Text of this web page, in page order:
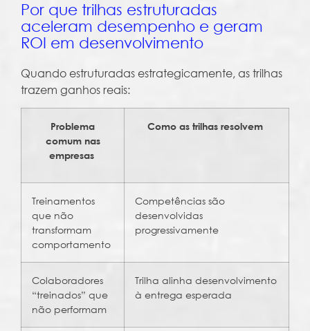
Por que trilhas estruturadas
aceleram desempenho e geram
ROI em desenvolvimento
Quando estruturadas estrategicamente, as trilhas
trazem ganhos reais:
Problema
comum nas
empresas
Como as trilhas resolvem
Treinamentos
que não
transformam
comportamento
Competências são
desenvolvidas
progressivamente
Colaboradores
“treinados” que
não performam
Trilha alinha desenvolvimento
à entrega esperada